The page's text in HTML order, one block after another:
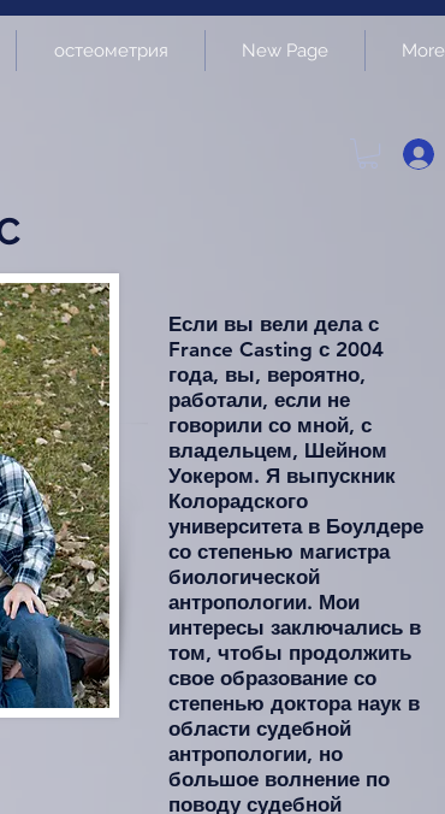
остеометрия New Page More
Если вы вели дела с
France Casting с 2004
года, вы, вероятно,
работали, если не
говорили со мной, с
владельцем, Шейном
Уокером. Я выпускник
Колорадского
университета в Боулдере
со степенью магистра
биологической
антропологии. Мои
интересы заключались в
том, чтобы продолжить
свое образование со
степенью доктора наук в
области судебной
антропологии, но
большое волнение по
поводу судебной